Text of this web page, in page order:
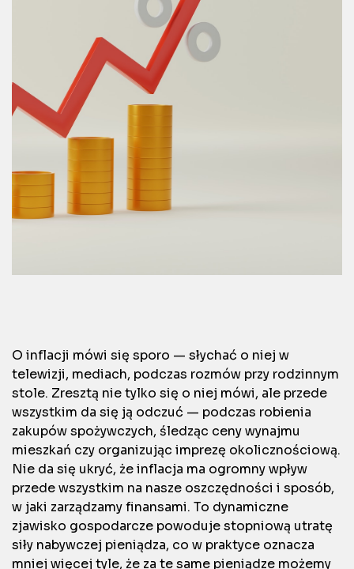
O inflacji mówi się sporo — słychać o niej w
telewizji, mediach, podczas rozmów przy rodzinnym
stole. Zresztą nie tylko się o niej mówi, ale przede
wszystkim da się ją odczuć — podczas robienia
zakupów spożywczych, śledząc ceny wynajmu
mieszkań czy organizując imprezę okolicznościową.
Nie da się ukryć, że inflacja ma ogromny wpływ
przede wszystkim na nasze oszczędności i sposób,
w jaki zarządzamy finansami. To dynamiczne
zjawisko gospodarcze powoduje stopniową utratę
siły nabywczej pieniądza, co w praktyce oznacza
mniej więcej tyle, że za te same pieniądze możemy